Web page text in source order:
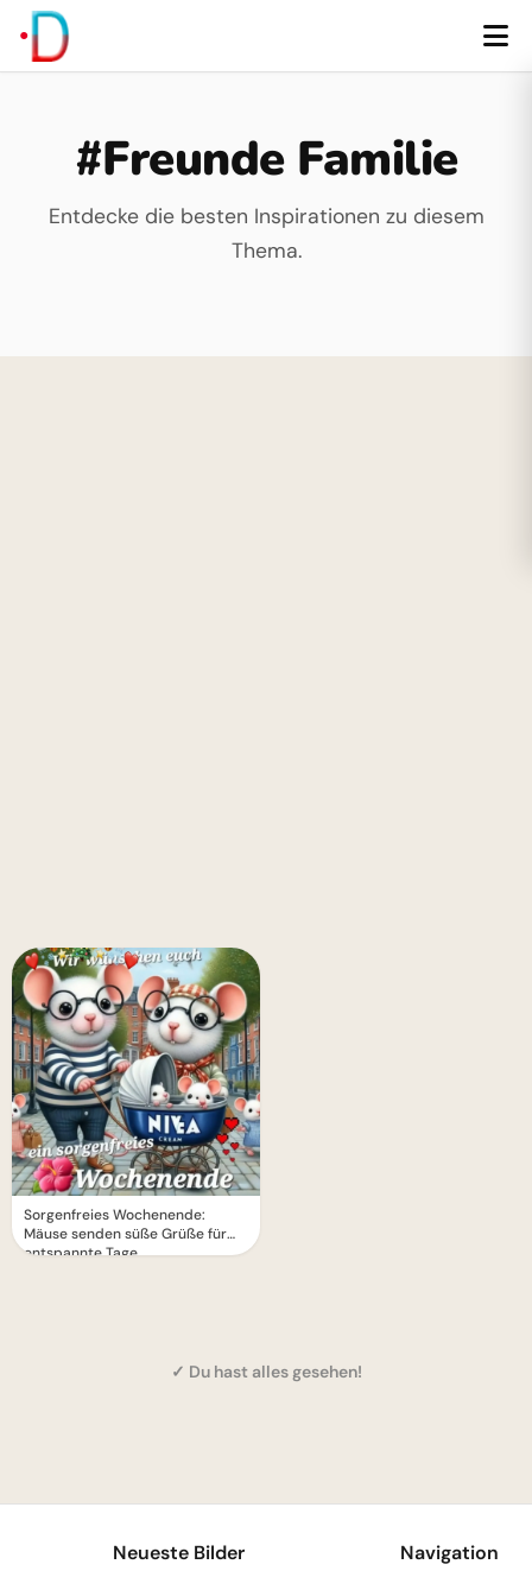
#Freunde Familie
Entdecke die besten Inspirationen zu diesem
Thema.
Sorgenfreies Wochenende:
Mäuse senden süße Grüße für
entspannte Tage.
✓ Du hast alles gesehen!
Neueste Bilder Navigation